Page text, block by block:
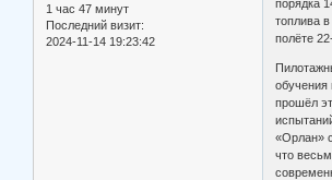
1 час 47 минут
Последний визит:
2024-11-14 19:23:42
порядка
топлива
полёте
обучения
прошёл
«Орлан»
что